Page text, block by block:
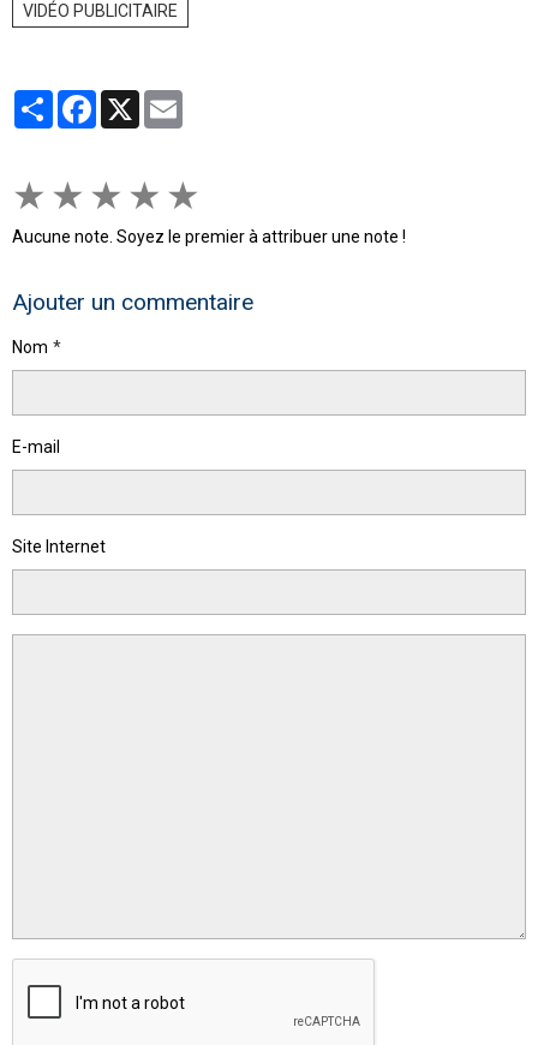
VIDÉO PUBLICITAIRE
PartagerFacebook
X
★ ★ ★ ★ ★
Aucune note. Soyez le premier à attribuer une note !
Ajouter un commentaire
Nom
E-mail
Site Internet